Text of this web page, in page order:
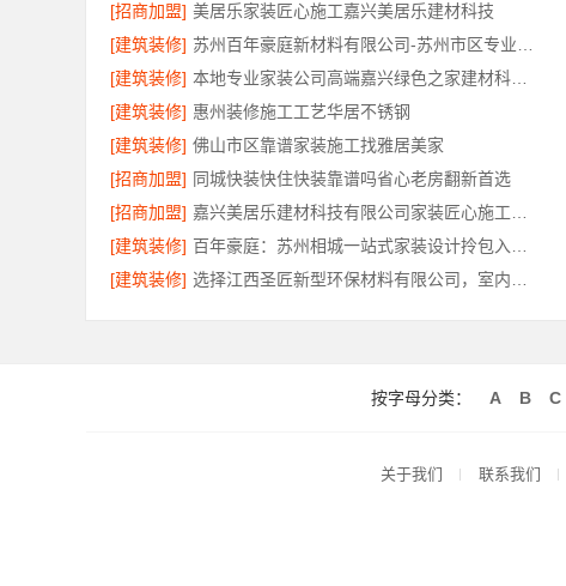
[招商加盟] 美居乐家装匠心施工嘉兴美居乐建材科技
[建筑装修]
[建筑装修]
[建筑装修] 惠州装修施工工艺华居不锈钢
[建筑装修] 佛山市区靠谱家装施工找雅居美家
[招商加盟] 同城快装快住快装靠谱吗省心老房翻新首选
[招商加盟]
[建筑装修]
[建筑装修]
按字母分类： A B C
关于我们 联系我们